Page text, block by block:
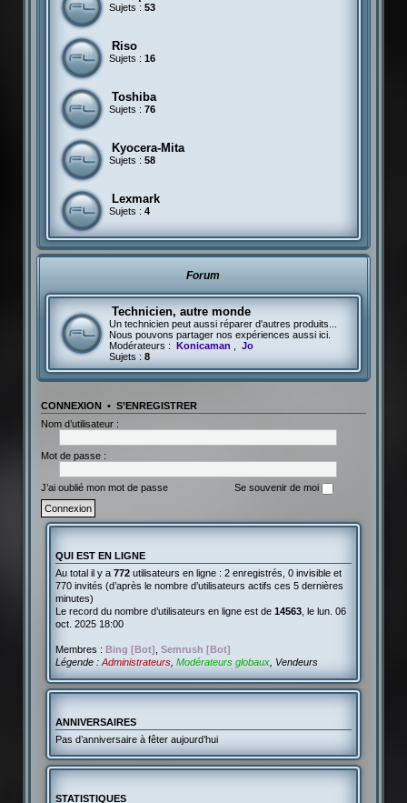
Sujets : 53
Riso
Sujets : 16
Toshiba
Sujets : 76
Kyocera-Mita
Sujets : 58
Lexmark
Sujets : 4
Forum
Technicien, autre monde
Un technicien peut aussi réparer d'autres produits...
Nous pouvons partager nos expériences aussi ici.
Modérateurs :
Konicaman , Jo
Sujets : 8
CONNEXION • S’ENREGISTRER
Nom d’utilisateur :
Mot de passe :
J’ai oublié mon mot de passe Se souvenir de moi
QUI EST EN LIGNE
Au total il y a 772utilisateurs en ligne : 2 enregistrés, 0 invisible et
770 invités (d’après le nombre d’utilisateurs actifs ces 5 dernières
minutes)
Le record du nombre d’utilisateurs en ligne est de 14563, le lun. 06
oct. 2025 18:00
Membres : Bing [Bot] Semrush [Bot]
Légende : Administrateurs, Modérateurs globaux, Vendeurs
ANNIVERSAIRES
Pas d’anniversaire à fêter aujourd’hui
STATISTIQUES